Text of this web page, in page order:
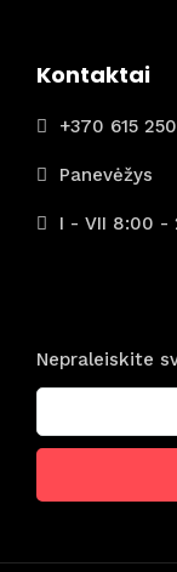
Kontaktai
+370 615
Panevėžys
I - VII 8:00 -
Nepraleiskite